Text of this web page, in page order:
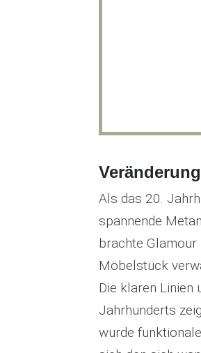
Als das 20.
spannende
brachte Glamour
Möbelstück
Die klaren Linien
Jahrhunderts
wurde